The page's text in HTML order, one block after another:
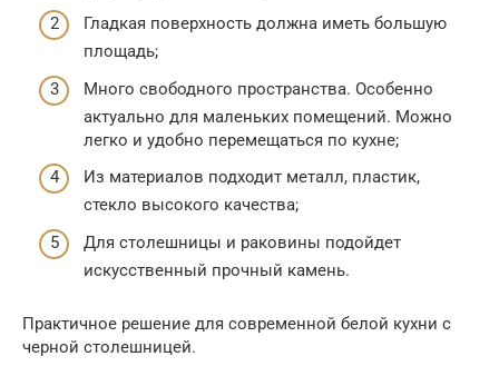
Гладкая поверхность должна иметь большую
площадь;
Много свободного пространства. Особенно
актуально для маленьких помещений. Можно
легко и удобно перемещаться по кухне;
Из материалов подходит металл, пластик,
стекло высокого качества;
Для столешницы и раковины подойдет
искусственный прочный камень.
Практичное решение для современной белой кухни с
черной столешницей.